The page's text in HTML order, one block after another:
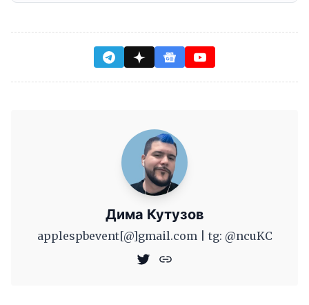
Дима Кутузов
applespbevent[@]gmail.com | tg: @ncuKC